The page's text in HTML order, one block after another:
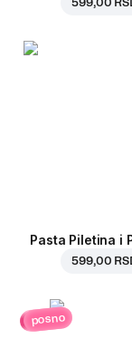
Pasta Piletina i
599,00
posno